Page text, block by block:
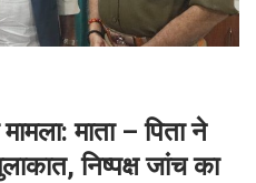
माता – पिता ने
निष्पक्ष जांच का